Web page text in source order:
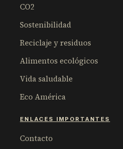
CO2
Sostenibilidad
Reciclaje y residuos
Alimentos ecológicos
Vida saludable
Eco América
ENLACES IMPORTANTES
Contacto